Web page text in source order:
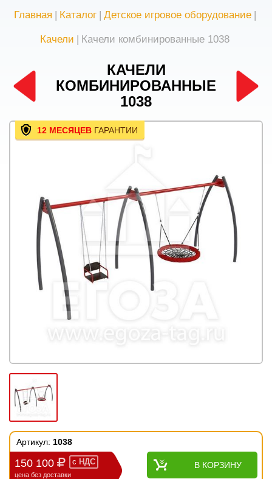
Главная | Каталог | Детское игровое оборудование |
Качели | Качели комбинированные 1038
КАЧЕЛИ
КОМБИНИРОВАННЫЕ
1038
12 МЕСЯЦЕВ ГАРАНТИИ
Артикул: 1038
150 100 с НДС
цена без доставки
В КОРЗИНУ